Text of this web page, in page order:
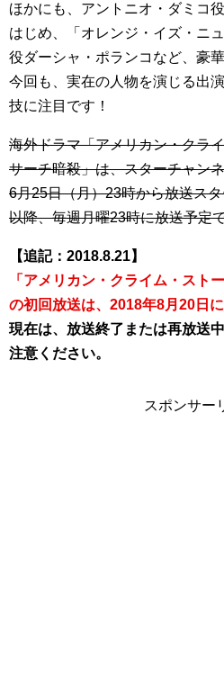
ほかにも、アントニオ・ダミコ
はじめ、「オレンジ・イズ・ニ
役ダーシャ・ポランコなど、豪
今回も、実在の人物を演じる出
技に注目です！
海外ドラマ「アメリカン・クラ
サーチ暗殺」は、スターチャン
6月25日（月）23時から放送ス
以降、毎週月曜23時に放送予定
【追記：2018.8.21】
「アメリカン・クライム・スト
の初回放送は、2018年8月20日に
現在は、放送終了または再放送
注意ください。
スポンサー